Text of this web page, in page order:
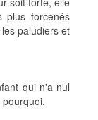
plus forcenés
paludiers et
qui n'a nul